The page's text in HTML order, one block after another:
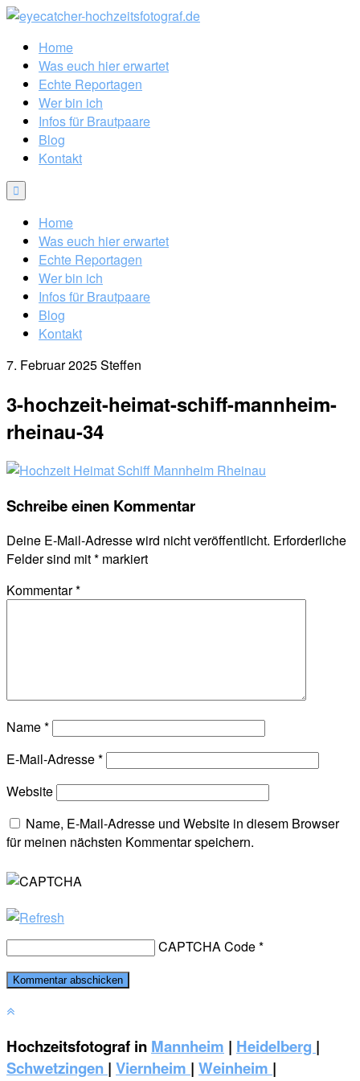
Home
Was euch hier erwartet
Echte Reportagen
Wer bin ich
Infos für Brautpaare
Blog
Kontakt
Home
Was euch hier erwartet
Echte Reportagen
Wer bin ich
Infos für Brautpaare
Blog
Kontakt
7. Februar 2025Steffen
3-hochzeit-heimat-schiff-mannheim-
rheinau-34
Schreibe einen Kommentar
Deine E-Mail-Adresse wird nicht veröffentlicht. Erforderliche
Felder sind mit* markiert
Kommentar*
Name*
E-Mail-Adresse*
Website
Name, E-Mail-Adresse und Website in diesem Browser
für meinen nächsten Kommentar speichern.
CAPTCHA Code*
Hochzeitsfotograf in Mannheim | Heidelberg |
Schwetzingen | Viernheim | Weinheim |